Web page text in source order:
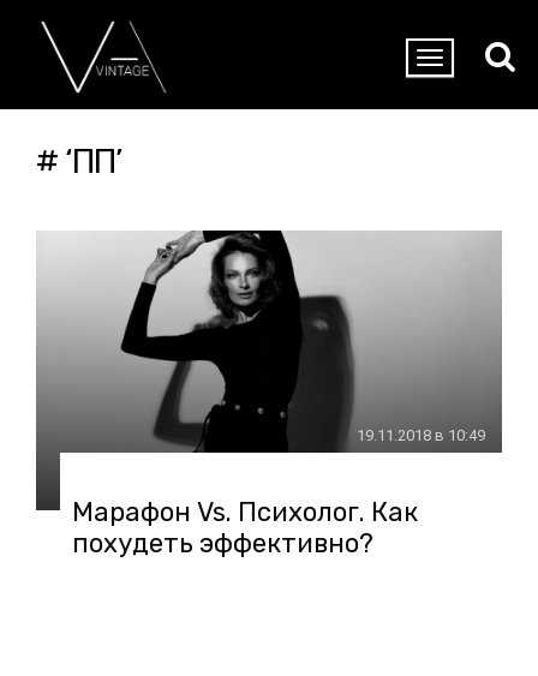
# ‘ПП’
19.11.2018 в 10:49
Марафон Vs. Психолог. Как
похудеть эффективно?